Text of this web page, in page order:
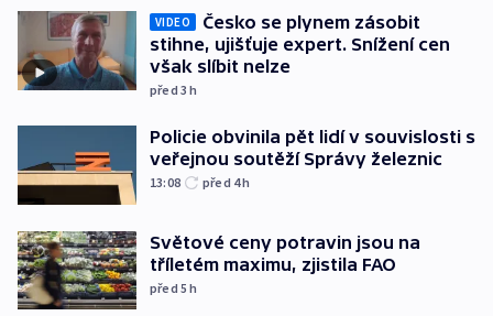
VIDEO
Česko se plynem zásobit
stihne, ujišťuje expert. Snížení cen
však slíbit nelze
před 3h
Policie obvinila pět lidí v souvislosti s
veřejnou soutěží Správy železnic
13:08 před 4h
Světové ceny potravin jsou na
tříletém maximu, zjistila FAO
před 5h